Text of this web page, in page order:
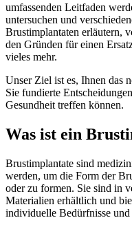
umfassenden Leitfaden
untersuchen und
Brustimplantaten erläutern,
den Gründen für einen
vieles mehr.
Unser Ziel ist es, Ihnen das
Sie fundierte
Gesundheit treffen können.
Was ist ein
Brustimplantate sind
werden, um die Form der
oder zu formen. Sie sind in
Materialien erhältlich und
individuelle Bedürfnisse